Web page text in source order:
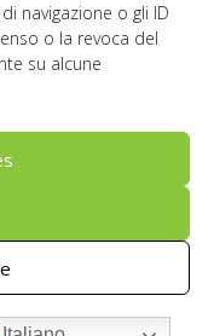
navigazione o gli ID
o la revoca del
su alcune
Cookies